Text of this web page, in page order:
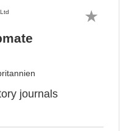
journals